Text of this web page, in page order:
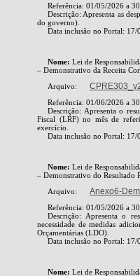
Referência: 01/05/2026 a
Descrição: Apresenta as
do governo).
Data inclusão no Portal: 17/
Nome: Lei de
– Demonstrativo da Receita
Arquivo:
Referência: 01/06/2026 a
Descrição: Apresenta o
Fiscal (LRF) no mês de
exercício.
Data inclusão no Portal: 17/
Nome: Lei de
– Demonstrativo do Resultado
Arquivo:
Anexo6-
Referência: 01/05/2026 a
Descrição: Apresenta o
necessidade de medidas
Orçamentárias (LDO).
Data inclusão no Portal: 17/
Nome: Lei de